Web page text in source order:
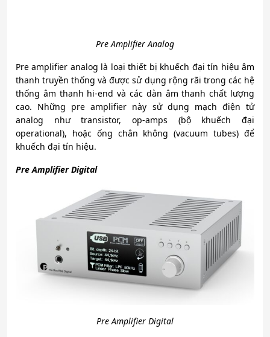
Pre Amplifier Analog
Pre amplifier analog là loại thiết bị khuếch đại tín hiệu âm
thanh truyền thống và được sử dụng rộng rãi trong các hệ
thống âm thanh hi-end và các dàn âm thanh chất lượng
cao. Những pre amplifier này sử dụng mạch điện tử
analog như transistor, op-amps (bộ khuếch đại
operational), hoặc ống chân không (vacuum tubes) để
khuếch đại tín hiệu.
Pre Amplifier Digital
Pre Amplifier Digital